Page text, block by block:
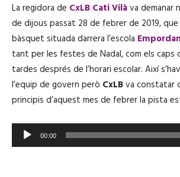
o
d
e
RSS FEED
LINK
EMBED
La regidora de CxLB Cati Vilàva demanar
de dijous passat 28 de febrer de 2019,
bàsquet situada darrera l’escola
tant per les festes de Nadal, com els caps
tardes després de l’horari escolar. Així
l’equip de govern però CxLBva constatar
principis d’aquest mes de febrer la pista
e
00:00